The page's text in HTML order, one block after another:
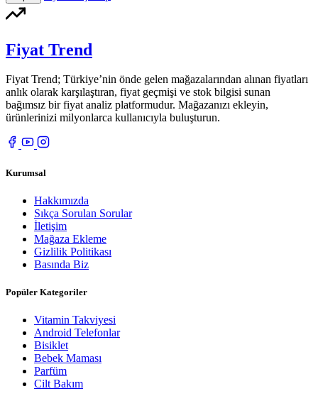
Fiyat Trend
Fiyat Trend; Türkiye’nin önde gelen mağazalarından alınan fiyatları
anlık olarak karşılaştıran, fiyat geçmişi ve stok bilgisi sunan
bağımsız bir fiyat analiz platformudur. Mağazanızı ekleyin,
ürünlerinizi milyonlarca kullanıcıyla buluşturun.
Kurumsal
Hakkımızda
Sıkça Sorulan Sorular
İletişim
Mağaza Ekleme
Gizlilik Politikası
Basında Biz
Popüler Kategoriler
Vitamin Takviyesi
Android Telefonlar
Bisiklet
Bebek Maması
Parfüm
Cilt Bakım